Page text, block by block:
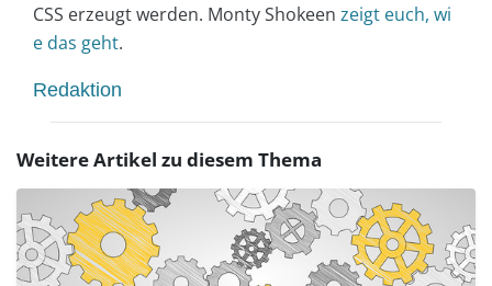
CSS erzeugt werden. Monty Shokeen zeigt euch, wi
e das geht.
Redaktion
Weitere Artikel zu diesem Thema